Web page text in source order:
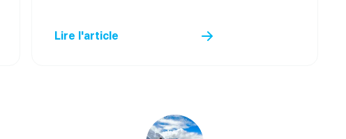
Lire l'article